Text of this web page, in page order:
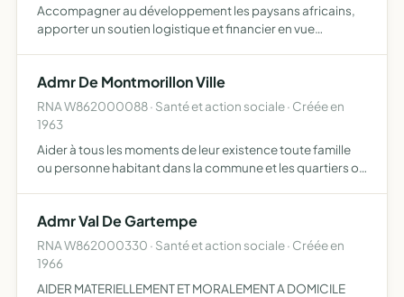
Accompagner au développement les paysans africains,
apporter un soutien logistique et financier en vue
familiaux, à la l…
Admr De Montmorillon Ville
RNA W862000088 · Santé et action sociale · Créée en
1963
Aider à tous les moments de leur existence toute famille
ou personne habitant dans la commune et les quartiers où
Admr Val De Gartempe
RNA W862000330 · Santé et action sociale · Créée en
1966
AIDER MATERIELLEMENT ET MORALEMENT A DOMICILE